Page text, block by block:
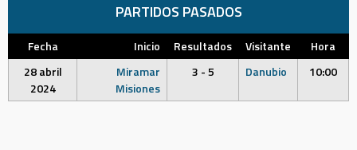
PARTIDOS PASADOS
Fecha Inicio Resultados Visitante
Hora
28 abril
2024
Miramar
Misiones
3 - 5 Danubio 10:00